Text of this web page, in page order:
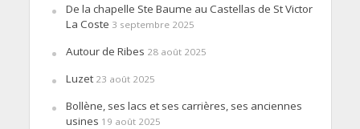
De la chapelle Ste Baume au Castellas de St Victor
La Coste 3 septembre 2025
Autour de Ribes 28 août 2025
Luzet 23 août 2025
Bollène, ses lacs et ses carrières, ses anciennes
usines 19 août 2025